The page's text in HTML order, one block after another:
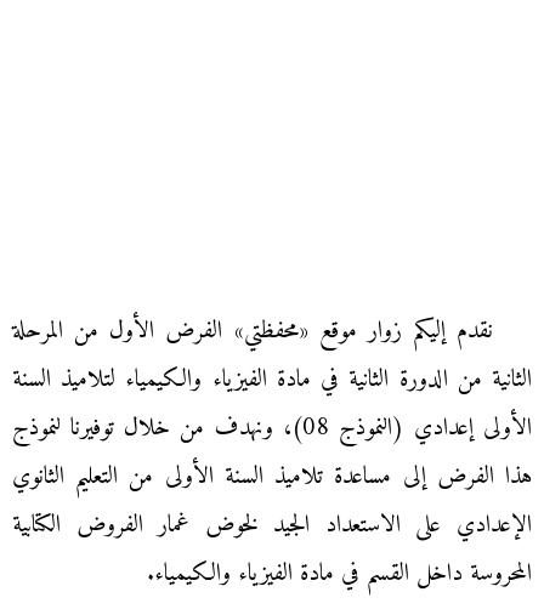
نقدم إليكم زوار موقع «محفظتي» الفرض الأول من المرحلة
الثانية من الدورة الثانية في مادة الفيزياء والكيمياء لتلاميذ السنة
الأولى إعدادي (النموذج 08)، ونهدف من خلال توفيرنا لنموذج
هذا الفرض إلى مساعدة تلاميذ السنة الأولى من التعليم الثانوي
الإعدادي على الاستعداد الجيد لخوض غمار الفروض الكتابية
المحروسة داخل القسم في مادة الفيزياء والكيمياء.